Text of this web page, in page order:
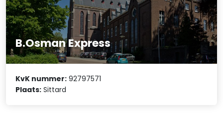
B.Osman Express
KvK nummer: 92797571
Plaats: Sittard